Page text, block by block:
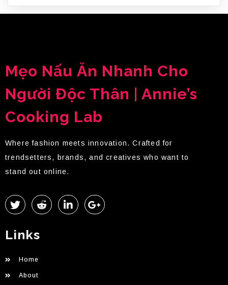
Mẹo Nấu Ăn Nhanh Cho
Người Độc Thân | Annie’s
Cooking Lab
Where fashion meets innovation. Crafted for
trendsetters, brands, and creatives who want to
stand out online.
Links
Home
About